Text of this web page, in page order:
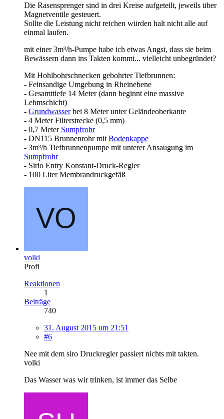
Die Rasensprenger sind in drei Kreise aufgeteilt, jeweils über
Magnetventile gesteuert.
Sollte die Leistung nicht reichen würden halt nicht alle auf
einmal laufen.
mit einer 3m³/h-Pumpe habe ich etwas Angst, dass sie beim
Bewässern dann ins Takten kommt... vielleicht unbegründet?
Mit Hohlbohrschnecken gebohrter Tiefbrunnen:
- Feinsandige Umgebung in Rheinebene
- Gesamttiefe 14 Meter (dann beginnt eine massive
Lehmschicht)
- Grundwasserbei 8 Meter unter Geländeoberkante
- 4 Meter Filterstrecke (0,5 mm)
- 0,7 Meter Sumpfrohr
- DN115 Brunnenrohr mit Bodenkappe
- 3m³/h Tiefbrunnenpumpe mit unterer Ansaugung im
Sumpfrohr
- Sirio Entry Konstant-Druck-Regler
- 100 Liter Membrandruckgefäß
volki
Profi
Reaktionen
1
Beiträge
740
31. August 2015 um 21:51
#6
Nee mit dem siro Druckregler passiert nichts mit takten.
volki
Das Wasser was wir trinken, ist immer das Selbe